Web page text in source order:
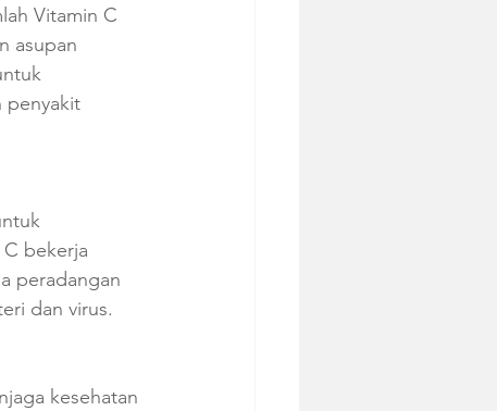
Vitamin C
asupan
penyakit
bekerja
peradangan
dan virus.
kesehatan